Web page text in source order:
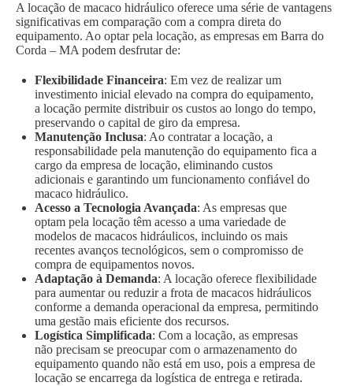
A locação de macaco hidráulico oferece uma série de vantagens
significativas em comparação com a compra direta do
equipamento. Ao optar pela locação, as empresas em Barra do
Corda – MA podem desfrutar de:
Flexibilidade Financeira: Em vez de realizar um
investimento inicial elevado na compra do equipamento,
a locação permite distribuir os custos ao longo do tempo,
preservando o capital de giro da empresa.
Manutenção Inclusa: Ao contratar a locação, a
responsabilidade pela manutenção do equipamento fica a
cargo da empresa de locação, eliminando custos
adicionais e garantindo um funcionamento confiável do
macaco hidráulico.
Acesso a Tecnologia Avançada: As empresas que
optam pela locação têm acesso a uma variedade de
modelos de macacos hidráulicos, incluindo os mais
recentes avanços tecnológicos, sem o compromisso de
compra de equipamentos novos.
Adaptação à Demanda: A locação oferece flexibilidade
para aumentar ou reduzir a frota de macacos hidráulicos
conforme a demanda operacional da empresa, permitindo
uma gestão mais eficiente dos recursos.
Logística Simplificada: Com a locação, as empresas
não precisam se preocupar com o armazenamento do
equipamento quando não está em uso, pois a empresa de
locação se encarrega da logística de entrega e retirada.